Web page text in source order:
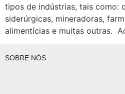
tipos de indústrias, tais como:
siderúrgicas, mineradoras,
alimentícias e muitas outras.
SOBRE NÓS